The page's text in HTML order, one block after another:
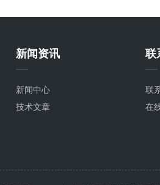
新闻资讯
新闻中心
技术文章
联
联
在